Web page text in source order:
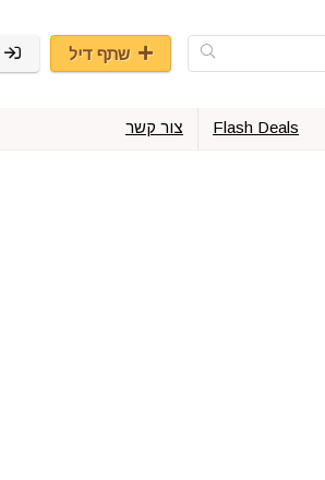
שתף דיל
Flash Deals צור קשר